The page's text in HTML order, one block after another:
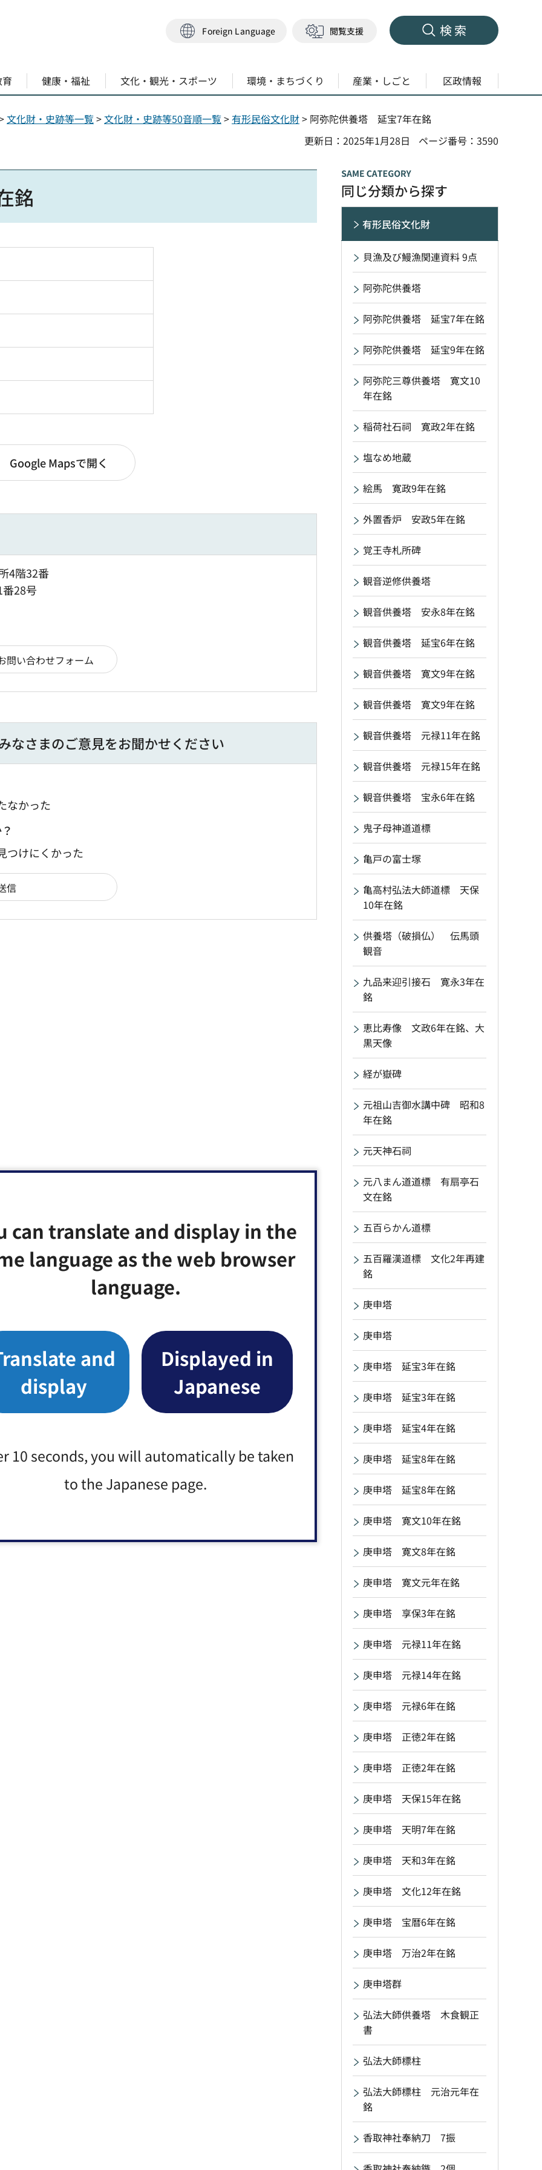
can translate and display in the
language as the web browser
language.
and
display
Displayed in
Japanese
10 seconds, you will automatically be taken
to the Japanese page.
Foreign Language 閲覧支援 検索
健康・福祉 文化・観光・スポーツ 環境・まちづくり 産業・しごと 区政情報
文化財・史跡等一覧>文化財・史跡等50音順一覧>有形民俗文化財> 阿弥陀供養塔 延宝7年在銘
更新日：2025年1月28日
ページ番号：3590
銘
Google Mapsで開く
4階32番
28号
なさまのご意見をお聞かせください
なかった
つけにくかった
同じ分類から探す
有形民俗文化財
貝漁及び鰻漁関連資料 9点
阿弥陀供養塔
阿弥陀供養塔 延宝7年在銘
阿弥陀供養塔 延宝9年在銘
阿弥陀三尊供養塔 寛文10
年在銘
稲荷社石祠 寛政2年在銘
塩なめ地蔵
絵馬 寛政9年在銘
外置香炉 安政5年在銘
覚王寺札所碑
観音逆修供養塔
観音供養塔 安永8年在銘
観音供養塔 延宝6年在銘
観音供養塔 寛文9年在銘
観音供養塔 寛文9年在銘
観音供養塔 元禄11年在銘
観音供養塔 元禄15年在銘
観音供養塔 宝永6年在銘
鬼子母神道道標
亀戸の富士塚
亀高村弘法大師道標 天保
10年在銘
供養塔（破損仏） 伝馬頭
観音
九品来迎引接石 寛永3年在
銘
恵比寿像 文政6年在銘、大
黒天像
経が嶽碑
元祖山吉御水講中碑 昭和8
年在銘
元天神石祠
元八まん道道標 有扇亭石
文在銘
五百らかん道標
五百羅漢道標 文化2年再建
銘
庚申塔
庚申塔
庚申塔 延宝3年在銘
庚申塔 延宝3年在銘
庚申塔 延宝4年在銘
庚申塔 延宝8年在銘
庚申塔 延宝8年在銘
庚申塔 寛文10年在銘
庚申塔 寛文8年在銘
庚申塔 寛文元年在銘
庚申塔 享保3年在銘
庚申塔 元禄11年在銘
庚申塔 元禄14年在銘
庚申塔 元禄6年在銘
庚申塔 正徳2年在銘
庚申塔 正徳2年在銘
庚申塔 天保15年在銘
庚申塔 天明7年在銘
庚申塔 天和3年在銘
庚申塔 文化12年在銘
庚申塔 宝暦6年在銘
庚申塔 万治2年在銘
庚申塔群
弘法大師供養塔 木食観正
書
弘法大師標柱
弘法大師標柱 元治元年在
銘
香取神社奉納刀 7振